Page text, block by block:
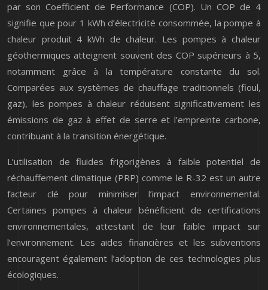
par son Coefficient de Performance (COP). Un COP de 4
signifie que pour 1 kWh d’électricité consommée, la pompe à
chaleur produit 4 kWh de chaleur. Les pompes à chaleur
géothermiques atteignent souvent des COP supérieurs à 5,
notamment grâce à la température constante du sol.
Comparées aux systèmes de chauffage traditionnels (fioul,
gaz), les pompes à chaleur réduisent significativement les
émissions de gaz à effet de serre et l’empreinte carbone,
contribuant à la transition énergétique.
L’utilisation de fluides frigorigènes à faible potentiel de
réchauffement climatique (PRP) comme le R-32 est un autre
facteur clé pour minimiser l’impact environnemental.
Certaines pompes à chaleur bénéficient de certifications
environnementales, attestant de leur faible impact sur
l’environnement. Les aides financières et les subventions
encouragent également l’adoption de ces technologies plus
écologiques.